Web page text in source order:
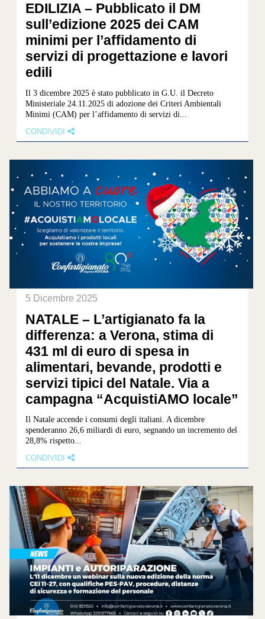
EDILIZIA – Pubblicato il DM
sull’edizione 2025 dei CAM
minimi per l’affidamento di
servizi di progettazione e lavori
edili
Il 3 dicembre 2025 è stato pubblicato in G.U. il Decreto
Ministeriale 24.11.2025 di adozione dei Criteri Ambientali
Minimi (CAM) per l’affidamento di servizi di...
CONDIVIDI
5 Dicembre 2025
NATALE – L’artigianato fa la
differenza: a Verona, stima di
431 ml di euro di spesa in
alimentari, bevande, prodotti e
servizi tipici del Natale. Via a
campagna “AcquistiAMO locale”
Il Natale accende i consumi degli italiani. A dicembre
spenderanno 26,6 miliardi di euro, segnando un incremento del
28,8% rispetto...
CONDIVIDI